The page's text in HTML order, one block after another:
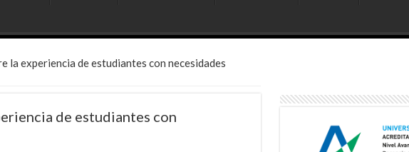
la experiencia de estudiantes con necesidades
de estudiantes con